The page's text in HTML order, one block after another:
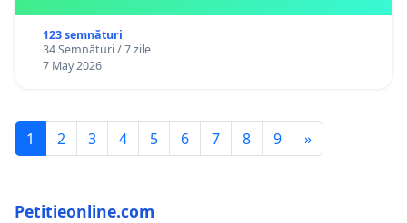
123 semnături
34 Semnături / 7 zile
7 May 2026
1 2 3 4 5 6 7 8 9 »
Petitieonline.com